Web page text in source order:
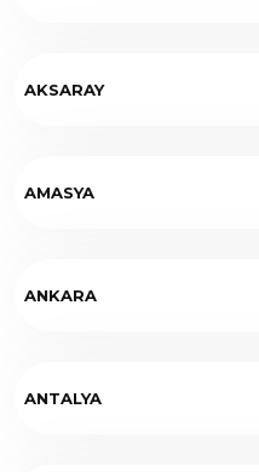
AKSARAY
AMASYA
ANKARA
ANTALYA